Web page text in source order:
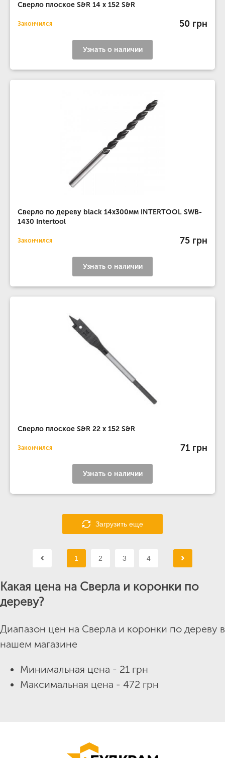
Сверло плоское S&R 14 х 152 S&R
Закончился 50 грн
Узнать о наличии
Сверло по дереву black 14x300мм INTERTOOL SWB-
1430 Intertool
Закончился 75 грн
Узнать о наличии
Сверло плоское S&R 22 х 152 S&R
Закончился 71 грн
Узнать о наличии
Загрузить еще
1 2 3 4
Какая цена на Сверла и коронки по
дереву?
Диапазон цен на Сверла и коронки по дереву в
нашем магазине
Минимальная цена - 21 грн
Максимальная цена - 472 грн